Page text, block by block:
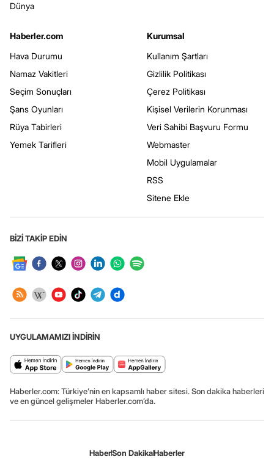
Dünya
Haberler.com
Hava Durumu
Namaz Vakitleri
Seçim Sonuçları
Şans Oyunları
Rüya Tabirleri
Yemek Tarifleri
Kurumsal
Kullanım Şartları
Gizlilik Politikası
Çerez Politikası
Kişisel Verilerin Korunması
Veri Sahibi Başvuru Formu
Webmaster
Mobil Uygulamalar
RSS
Sitene Ekle
BİZİ TAKİP EDİN
UYGULAMAMIZI İNDİRİN
Haberler.com: Türkiye’nin en kapsamlı haber sitesi. Son dakika haberleri
ve en güncel gelişmeler Haberler.com’da.
HaberSon DakikaHaberler